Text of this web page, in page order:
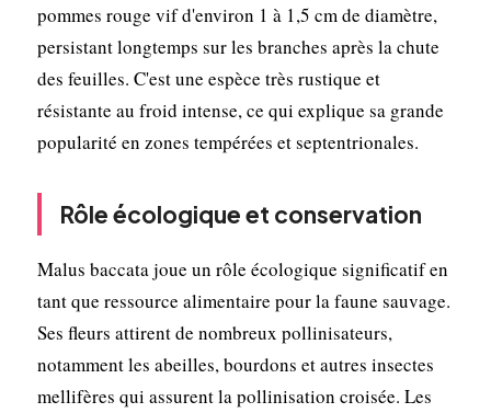
pommes rouge vif d'environ 1 à 1,5 cm de diamètre,
persistant longtemps sur les branches après la chute
des feuilles. C'est une espèce très rustique et
résistante au froid intense, ce qui explique sa grande
popularité en zones tempérées et septentrionales.
Rôle écologique et conservation
Malus baccata joue un rôle écologique significatif en
tant que ressource alimentaire pour la faune sauvage.
Ses fleurs attirent de nombreux pollinisateurs,
notamment les abeilles, bourdons et autres insectes
mellifères qui assurent la pollinisation croisée. Les